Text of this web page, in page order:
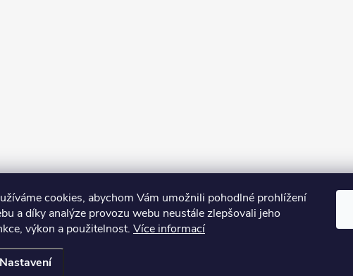
cookies, abychom Vám umožnili pohodlné prohlížení
a díky analýze provozu webu neustále zlepšovali jeho
výkon a použitelnost. Více informací
Nastavení
vyhrazena.